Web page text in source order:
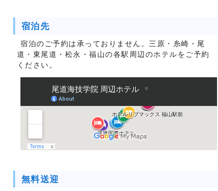
宿泊先
宿泊のご予約は承っておりません。三原・糸崎・尾
道・東尾道・松永・福山の各駅周辺のホテルをご予約
ください。
無料送迎